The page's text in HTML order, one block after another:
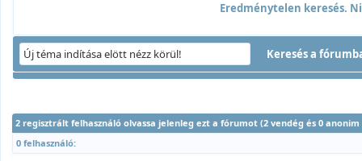
Eredménytelen keresés.
2 regisztrált felhasználó olvassa jelenleg ezt a fórumot (2 vendég és 0 anonim
0 felhasználó: